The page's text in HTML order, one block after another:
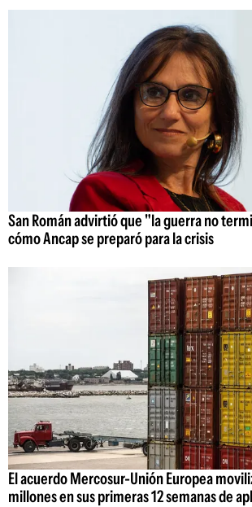
San Román advirtió que "la guerra no
cómo Ancap se preparó para la crisis
El acuerdo Mercosur-Unión Europea
millones en sus primeras 12 semanas de